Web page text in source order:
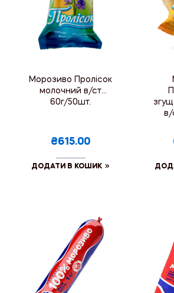
Морозиво Пролісок
молочний в/ст
60г/50шт.
₴615.00
ДОДАТИ В КОШИК
в/